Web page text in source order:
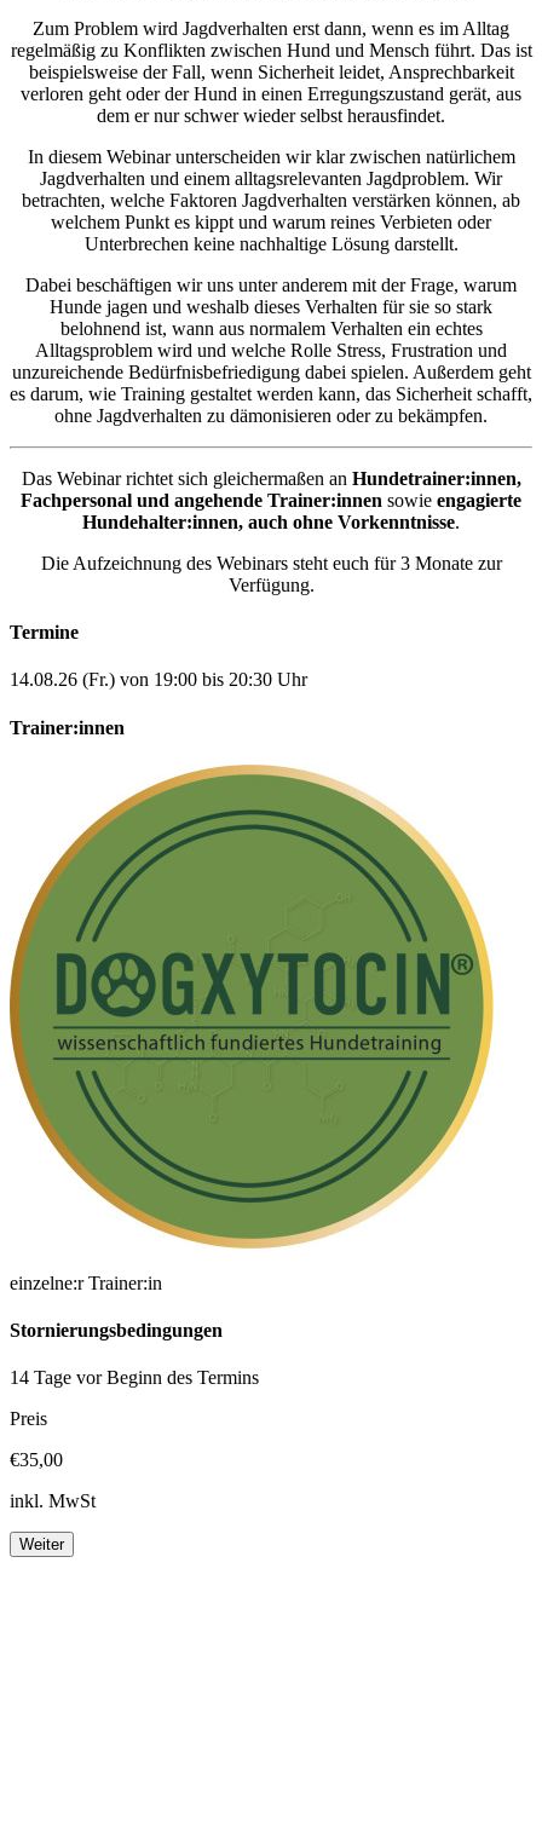
Zum Problem wird Jagdverhalten erst dann, wenn es im Alltag
regelmäßig zu Konflikten zwischen Hund und Mensch führt. Das ist
beispielsweise der Fall, wenn Sicherheit leidet, Ansprechbarkeit
verloren geht oder der Hund in einen Erregungszustand gerät, aus
dem er nur schwer wieder selbst herausfindet.
In diesem Webinar unterscheiden wir klar zwischen natürlichem
Jagdverhalten und einem alltagsrelevanten Jagdproblem. Wir
betrachten, welche Faktoren Jagdverhalten verstärken können, ab
welchem Punkt es kippt und warum reines Verbieten oder
Unterbrechen keine nachhaltige Lösung darstellt.
Dabei beschäftigen wir uns unter anderem mit der Frage, warum
Hunde jagen und weshalb dieses Verhalten für sie so stark
belohnend ist, wann aus normalem Verhalten ein echtes
Alltagsproblem wird und welche Rolle Stress, Frustration und
unzureichende Bedürfnisbefriedigung dabei spielen. Außerdem geht
es darum, wie Training gestaltet werden kann, das Sicherheit schafft,
ohne Jagdverhalten zu dämonisieren oder zu bekämpfen.
Das Webinar richtet sich gleichermaßen an Hundetrainer:innen,
Fachpersonal und angehende Trainer:innen sowie engagierte
Hundehalter:innen, auch ohne Vorkenntnisse.
Die Aufzeichnung des Webinars steht euch für 3 Monate zur
Verfügung.
Termine
14.08.26 (Fr.) von 19:00 bis 20:30 Uhr
Trainer:innen
einzelne:r Trainer:in
Stornierungsbedingungen
14 Tage vor Beginn des Termins
Preis
€35,00
inkl. MwSt
Weiter